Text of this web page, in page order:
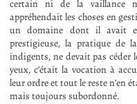
certain ni de la vaillance
appréhendait les choses en
un domaine dont il avait
prestigieuse, la pratique de
indigents, ne devait pas céder
yeux, c’était la vocation à
leur ordre et tout le reste n’en
mais toujours subordonné.